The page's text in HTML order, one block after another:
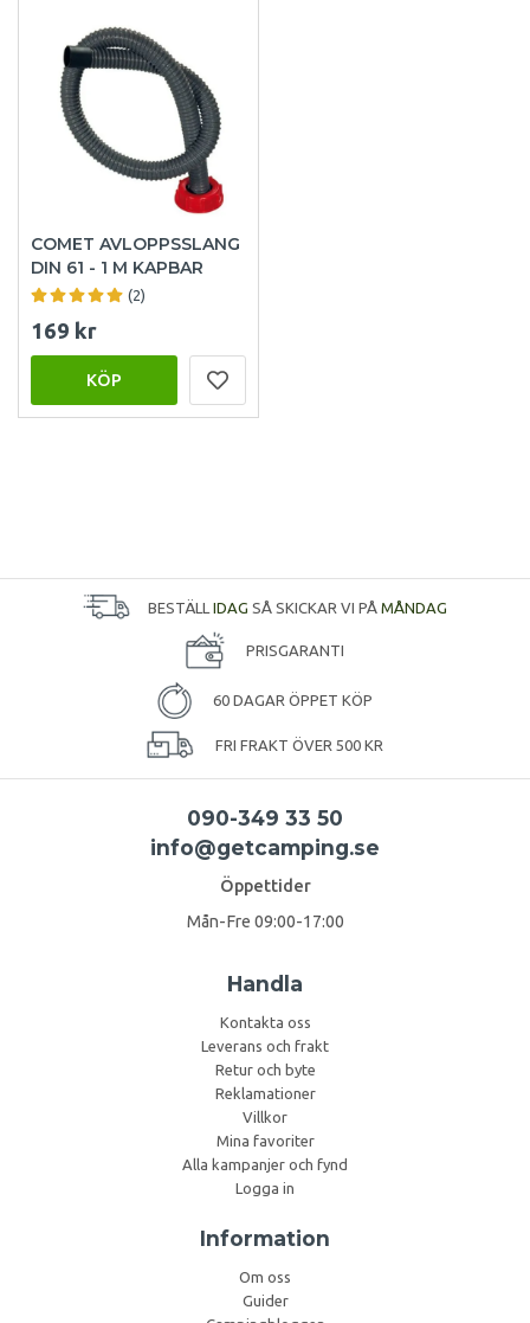
COMET AVLOPPSSLANG
DIN 61 - 1 M KAPBAR
(2)
169 kr
KÖP
BESTÄLL IDAG SÅ SKICKAR VI PÅ MÅNDAG
PRISGARANTI
60 DAGAR ÖPPET KÖP
FRI FRAKT ÖVER 500 KR
090-349 33 50
info@getcamping.se
Öppettider
Mån-Fre 09:00-17:00
Handla
Kontakta oss
Leverans och frakt
Retur och byte
Reklamationer
Villkor
Mina favoriter
Alla kampanjer och fynd
Logga in
Information
Om oss
Guider